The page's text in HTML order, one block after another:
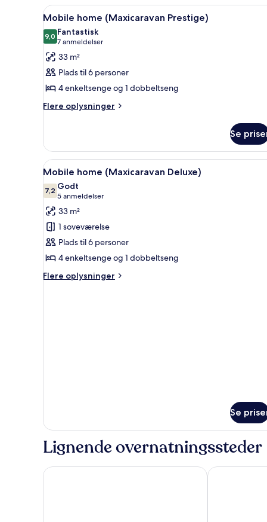
Indlæs
alle
billeder
af
Mobile
home
(Maxicaravan
Prestige)
Et hotelværelse med en
12
Mobile home (Maxicaravan Prestige)
9,09,0 ud af 10
Fantastisk
7 anmeldelser
(7
anmeldelser)
33 m²
Plads til 6 personer
4 enkeltsenge og 1 dobbeltseng
Flere oplysninger
Flere
home
(Maxicaravan
Prestige)
Se
Indlæs
alle
billeder
af
Mobile
home
(Maxicaravan
Deluxe)
Et lille hotelværelse med to
7
Mobile home (Maxicaravan Deluxe)
7,27,2 ud af 10
Godt
5 anmeldelser
(5
anmeldelser)
33 m²
1 soveværelse
Plads til 6 personer
4 enkeltsenge og 1 dobbeltseng
Flere oplysninger
Flere
Se
Lignende overnatningssteder
Campeggio del Garda Residence